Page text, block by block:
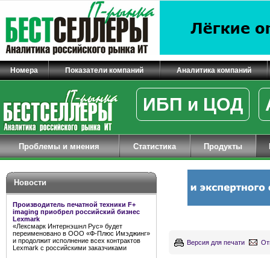
Номера Показатели компаний Аналитика компаний
ИБП и ЦОД
Проблемы и мнения Статистика Продукты
Новости
Производитель печатной техники F+
imaging приобрел российский бизнес
Lexmark
«Лексмарк Интернэшнл Рус» будет
переименовано в ООО «Ф-Плюс Имэджинг»
и продолжит исполнение всех контрактов
Lexmark с российскими заказчиками
Версия для печати